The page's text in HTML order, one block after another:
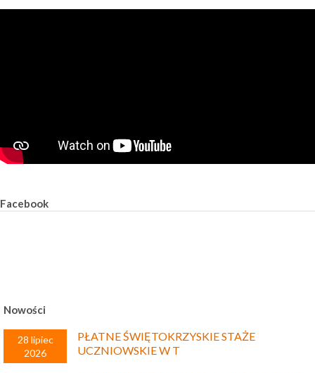
Facebook
Nowości
28 lipiec
2026
PŁATNE ŚWIĘTOKRZYSKIE STAŻE
UCZNIOWSKIE W T